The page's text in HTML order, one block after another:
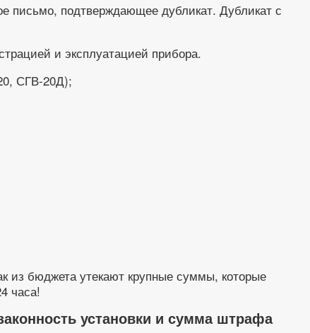
письмо, подтверждающее дубликат. Дубликат с
и эксплуатацией прибора.
СГВ-20Д);
из бюджета утекают крупные суммы, которые
часа!
установки и сумма штрафа